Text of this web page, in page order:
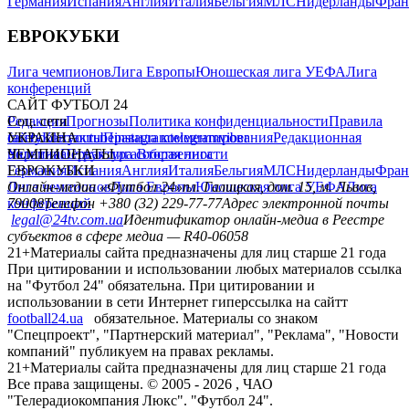
ЕВРОКУБКИ
Лига чемпионовЛига ЕвропыЮношеская лига УЕФАЛига
конференций
САЙТ ФУТБОЛ 24
РедакцияПрогнозыПолитика конфиденциальностиПравила
сайтуКонтактыПравила комментированияРедакционная
политикаСтруктура собственности
Соц. сети
facebookxyoutubeinstagramtelegramviber
УКРАИНА
УкраинаПервая лигаВторая лига
ЧЕМПИОНАТЫ
ГерманияИспанияАнглияИталияБельгияМЛСНидерланды
ЕВРОКУБКИ
Лига чемпионовЛига ЕвропыЮношеская лига УЕФАЛига
конференций
Онлайн-медиа «Футбол 24»пл. Галицкая, дом. 15, м. Львов,
79008Телефон +380 (32) 229-77-77Адрес электронной почты
legal@24tv.com.uaИдентификатор онлайн-медиа в Реестре
субъектов в сфере медиа — R40-06058
21+Материалы сайта предназначены для лиц старше 21 года
При цитировании и использовании любых материалов ссылка
на "Футбол 24" обязательна. При цитировании и
использовании в сети Интернет гиперссылка на сайтт
football24.ua
обязательное. Материалы со знаком
"Спецпроект", "Партнерский материал", "Реклама", "Новости
компаний" публикуем на правах рекламы.
21+Материалы сайта предназначены для лиц старше 21 года
Все права защищены. © 2005 - 2026 , ЧАО
"Телерадиокомпания Люкс". "Футбол 24".